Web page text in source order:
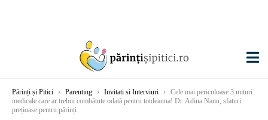
Părinți și Pitici › Parenting › Invitati si Interviuri ›
Cele mai periculoase 3 mituri
medicale care ar trebui combătute odată pentru totdeauna! Dr. Adina Nanu, sfaturi
prețioase pentru părinți